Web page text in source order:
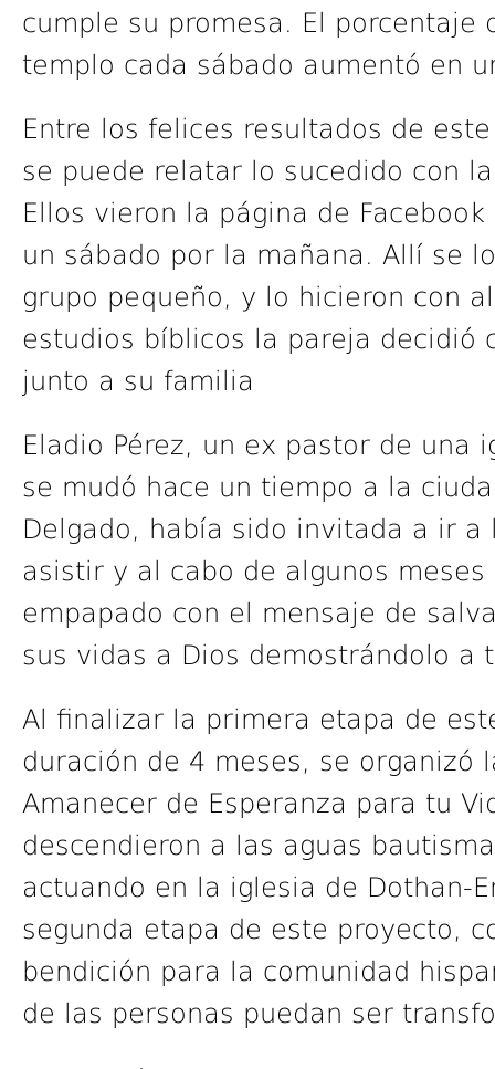
cumple su promesa. El
templo cada sábado aumentó en
Entre los felices resultados de
se puede relatar lo sucedido con
Ellos vieron la página de
un sábado por la mañana. Allí se
grupo pequeño, y lo hicieron con
estudios bíblicos la pareja decidió
junto a su familia
Eladio Pérez, un ex pastor de una
se mudó hace un tiempo a la
Delgado, había sido invitada a ir a
asistir y al cabo de algunos
empapado con el mensaje de
sus vidas a Dios demostrándolo a
Al finalizar la primera etapa de
duración de 4 meses, se organizó
Amanecer de Esperanza para tu
descendieron a las aguas
actuando en la iglesia de Dothan-
segunda etapa de este proyecto,
bendición para la comunidad
de las personas puedan ser